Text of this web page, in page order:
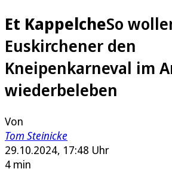
Et KappelcheSo
Euskirchener den
Kneipenkarneval im
wiederbeleben
Von
Tom Steinicke
29.10.2024, 17:48 Uhr
4 min